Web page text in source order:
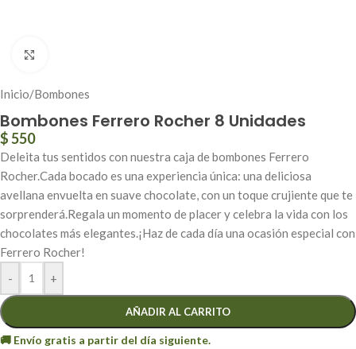
Inicio/Bombones
Bombones Ferrero Rocher 8 Unidades
$550
Deleita tus sentidos con nuestra caja de bombones Ferrero
Rocher.Cada bocado es una experiencia única: una deliciosa
avellana envuelta en suave chocolate, con un toque crujiente que te
sorprenderá.Regala un momento de placer y celebra la vida con los
chocolates más elegantes.¡Haz de cada día una ocasión especial con
Ferrero Rocher!
-
+
AÑADIR AL CARRITO